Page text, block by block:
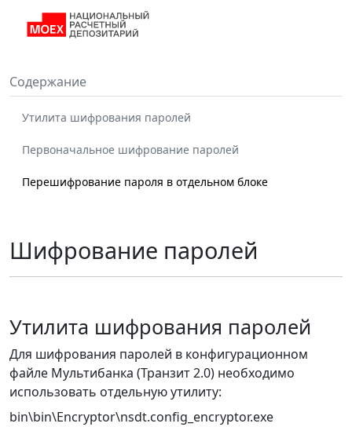
Содержание
Утилита шифрования паролей
Первоначальное шифрование паролей
Перешифрование пароля в отдельном блоке
Шифрование паролей
Утилита шифрования паролей
Для шифрования паролей в конфигурационном
файле Мультибанка (Транзит 2.0) необходимо
использовать отдельную утилиту:
bin\bin\Encryptor\nsdt.config_encryptor.exe